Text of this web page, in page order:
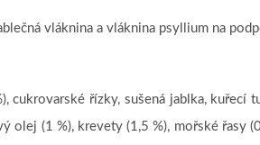
vláknina a vláknina psyllium na
cukrovarské řízky, sušená jablka,
(1 %), krevety (1,5 %), mořské řasy